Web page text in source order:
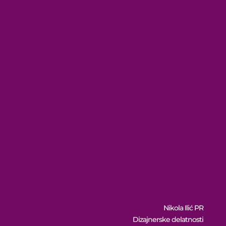
Nikola Ilić PR
Dizajnerske delatnosti